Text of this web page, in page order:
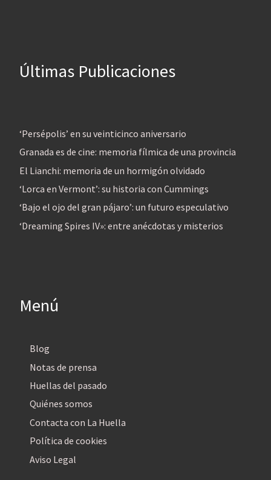
Últimas Publicaciones
‘Persépolis’ en su veinticinco aniversario
Granada es de cine: memoria fílmica de una provincia
El Lianchi: memoria de un hormigón olvidado
‘Lorca en Vermont’: su historia con Cummings
‘Bajo el ojo del gran pájaro’: un futuro especulativo
‘Dreaming Spires IV»: entre anécdotas y misterios
Menú
Blog
Notas de prensa
Huellas del pasado
Quiénes somos
Contacta con La Huella
Política de cookies
Aviso Legal